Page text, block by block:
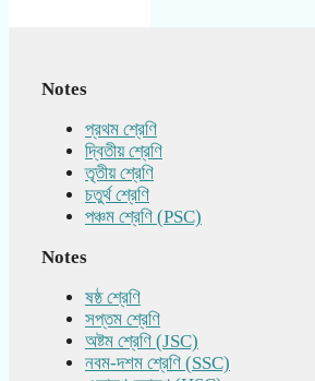
Notes
প্রথম শ্রেণি
দ্বিতীয় শ্রেণি
তৃতীয় শ্রেণি
চতুর্থ শ্রেণি
পঞ্চম শ্রেণি (PSC)
Notes
ষষ্ঠ শ্রেণি
সপ্তম শ্রেণি
অষ্টম শ্রেণি (JSC)
নবম-দশম শ্রেণি (SSC)